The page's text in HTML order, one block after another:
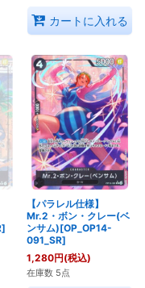
カートに入れる
【パラレル仕様】
Mr.2・ボン・クレー(ベ
ンサム)[OP_OP14-
091_SR]
1,280円(税込)
在庫数 5点